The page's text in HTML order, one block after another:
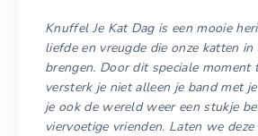
Knuffel Je Kat Dag is een mooie
liefde en vreugde die onze katten in
brengen. Door dit speciale moment
versterk je niet alleen je band met
je ook de wereld weer een stukje
viervoetige vrienden. Laten we